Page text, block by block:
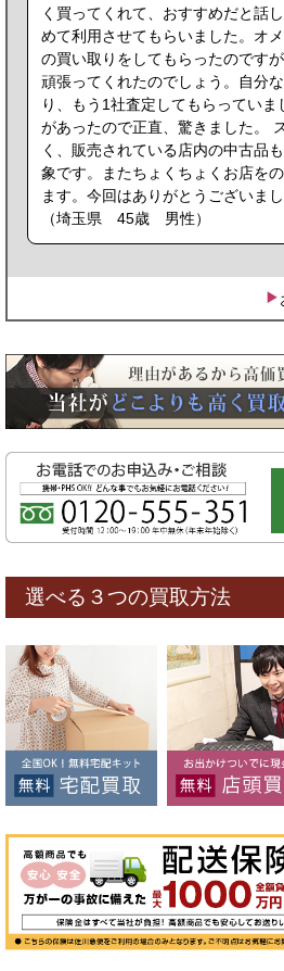
く買ってくれて、おすすめだと話
めて利用させてもらいました。オ
の買い取りをしてもらったのです
頑張ってくれたのでしょう。自分
り、もう1社査定してもらってい
があったので正直、驚きました。
く、販売されている店内の中古品
象です。またちょくちょくお店を
ます。今回はありがとうございまし
（埼玉県 45歳 男性）
選べる３つの買取方法